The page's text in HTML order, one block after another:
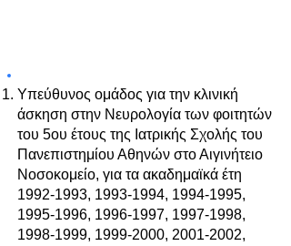
Υπεύθυνος ομάδος για την κλινική
άσκηση στην Νευρολογία των φοιτητών
του 5ου έτους της Ιατρικής Σχολής του
Πανεπιστημίου Αθηνών στο Αιγινήτειο
Νοσοκομείο, για τα ακαδημαϊκά έτη
1992-1993, 1993-1994, 1994-1995,
1995-1996, 1996-1997, 1997-1998,
1998-1999, 1999-2000, 2001-2002,